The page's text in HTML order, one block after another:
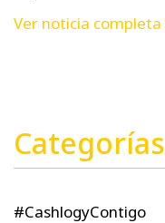
Ver noticia completa
Categorías
#CashlogyContigo